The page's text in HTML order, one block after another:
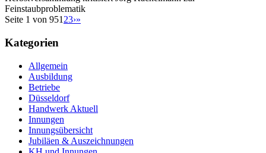
Feinstaubproblematik
Seite 1 von 951 23›»
Kategorien
Allgemein
Ausbildung
Betriebe
Düsseldorf
Handwerk Aktuell
Innungen
Innungsübersicht
Jubiläen & Auszeichnungen